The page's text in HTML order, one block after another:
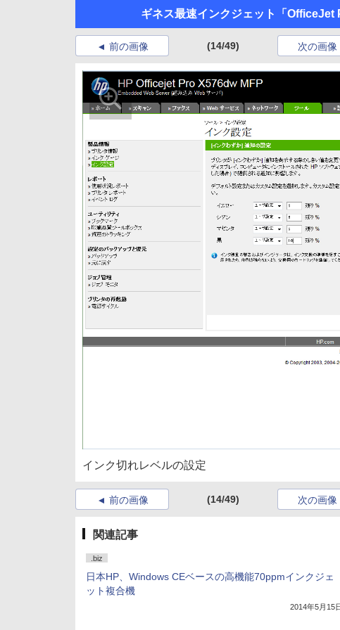
ギネス最速インクジェット「
前の画像 (14/49) 次の画像
インク切れレベルの設定
前の画像 (14/49) 次の画像
関連記事
.biz
日本HP、Windows CEベースの高機能70ppmインクジェ
ット複合機
2014年5月15